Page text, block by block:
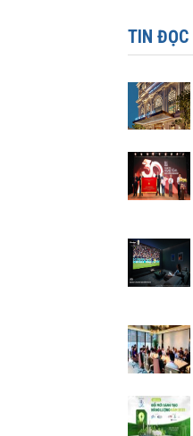
TIN ĐỌC